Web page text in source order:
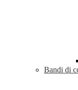
Bandi di